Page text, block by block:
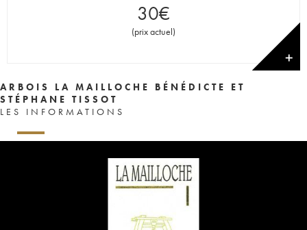
30€
(prix actuel)
✕
ARBOIS LA MAILLOCHE BÉNÉDICTE ET
STÉPHANE TISSOT
LES INFORMATIONS